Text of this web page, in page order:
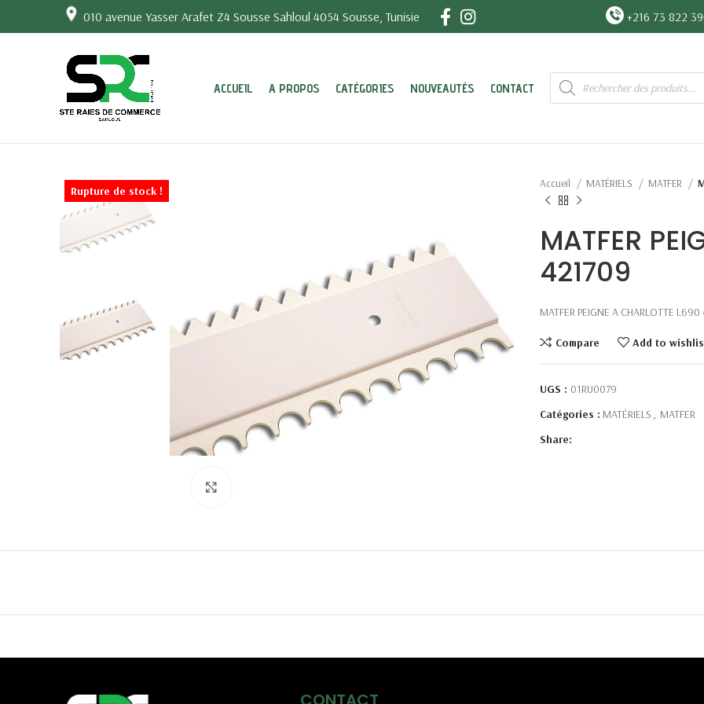
010 avenue Yasser Arafet Z4 Sousse Sahloul 4054 Sousse, Tunisie +216 73 822
ACCUEIL A PROPOS CATÉGORIES NOUVEAUTÉS CONTACT
Recherche
de
produits
Rupture de stock !
Accueil MATÉRIELS MATFER
MATFER
421709
MATFER PEIGNE A CHARLOTTE
Compare Add to
UGS : 01RU0079
Catégories : MATÉRIELS , MATFER
Share: